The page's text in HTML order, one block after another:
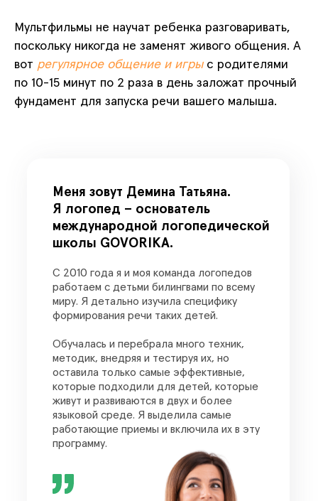
Мультфильмы не научат ребенка разговаривать,
поскольку никогда не заменят живого общения. А
вот регулярное общение и игры с родителями
по 10-15 минут по 2 раза в день заложат прочный
фундамент для запуска речи вашего малыша.
Меня зовут Демина Татьяна.
Я логопед – основатель
международной логопедической
школы GOVORIKA.
С 2010 года я и моя команда логопедов
работаем с детьми билингвами по всему
миру. Я детально изучила специфику
формирования речи таких детей.
Обучалась и перебрала много техник,
методик, внедряя и тестируя их, но
оставила только самые эффективные,
которые подходили для детей, которые
живут и развиваются в двух и более
языковой среде. Я выделила самые
работающие приемы и включила их в эту
программу.